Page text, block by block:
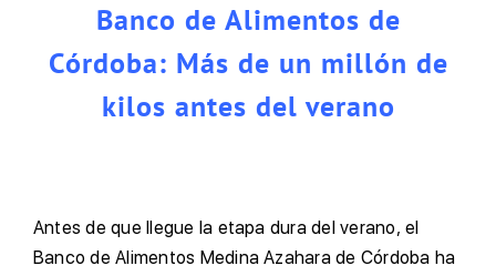
Banco de Alimentos de
Córdoba: Más de un millón de
kilos antes del verano
Antes de que llegue la etapa dura del verano, el
Banco de Alimentos Medina Azahara de Córdoba ha